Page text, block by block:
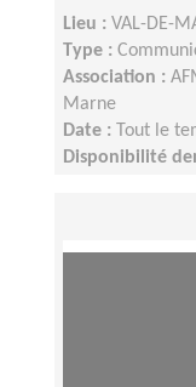
Lieu : VAL-DE-
Type :
Association :
Marne
Date :
Tout le
Disponibilité